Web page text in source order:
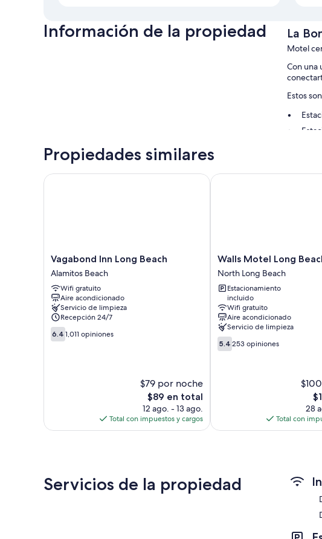
Información de la propiedad La
Motel
Con una
Estos
Propiedades similares
Vagabond
Inn
Long
Beach
Alamitos
Beach
Vagabond Inn Long Beach
Alamitos Beach
Wifi gratuito
Aire acondicionado
Servicio de limpieza
Recepción 24/7
6.4
de
6.4 1,011 opiniones
$79 por noche
El
precio
actual
es
$89 en total
12 ago. - 13 ago.
Total con impuestos y cargos
Vagabond Inn Long Beach
Walls
Motel
Long
Beach
North
Long
Beach
Walls Motel Long
North Long Beach
Estacionamiento
incluido
Wifi gratuito
Aire acondicionado
Servicio de limpieza
5.4
de
5.4 253 opiniones
El
es
28
Total con
Walls Motel Long Beach
Servicios de la propiedad